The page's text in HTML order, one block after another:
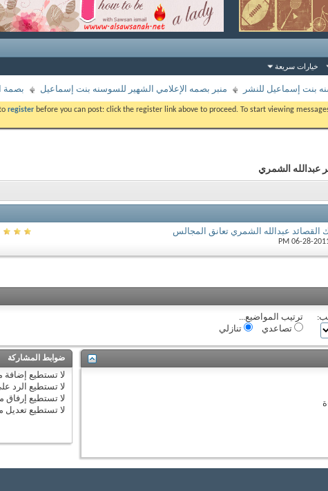
خيارات سريعة
بنت إسماعيل للنشر منبر بصمه الإعلامي الشهير للسوسنه بنت إسماعيل بصمة
register before you can post: click the register link above to proceed. To start viewing
عبدالله الشمري
عبدالله الشمري تعانق المجالس
ترتيب المواضيع...
تصاعدي
تنازلي
ضوابط المشاركة
لا تستطيع إضافة
لا تستطيع الرد
لا تستطيع إرفاق
لا تستطيع تعديل